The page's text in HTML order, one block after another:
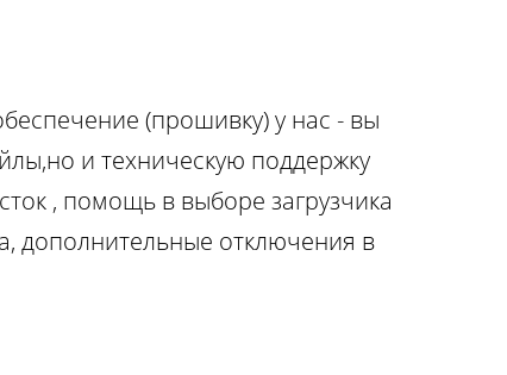
(прошивку) у нас - вы
и техническую поддержку
, помощь в выборе загрузчика
дополнительные отключения в